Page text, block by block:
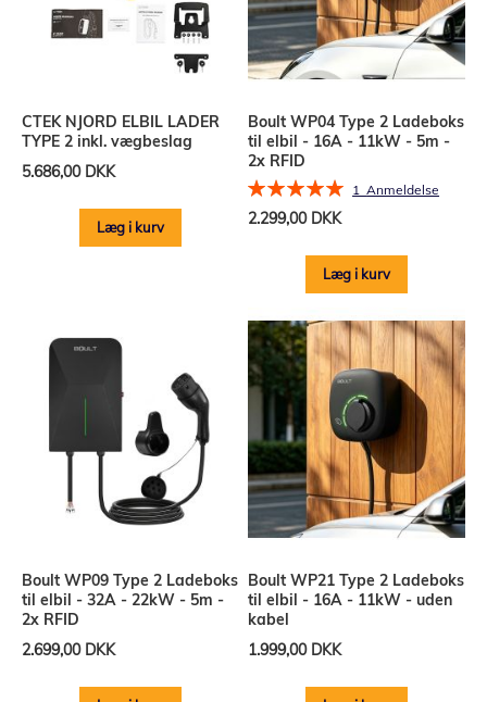
CTEK NJORD ELBIL LADER
TYPE 2 inkl. vægbeslag
5.686,00 DKK
Læg i kurv
Boult WP04 Type 2 Ladeboks
til elbil - 16A - 11kW - 5m -
2x RFID
Bedømmelse:
1Anmeldelse
2.299,00 DKK
Læg i kurv
Boult WP09 Type 2 Ladeboks
til elbil - 32A - 22kW - 5m -
2x RFID
2.699,00 DKK
Boult WP21 Type 2 Ladeboks
til elbil - 16A - 11kW - uden
kabel
1.999,00 DKK